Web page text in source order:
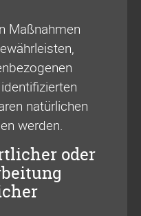
Maßnahmen
natürlichen
werden.
oder